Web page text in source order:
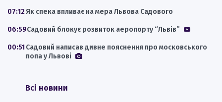
07:12Як спека впливає на мера Львова Садового
06:59Садовий блокує розвиток аеропорту “Львів”
00:51 Садовий написав дивне пояснення про московського
попа у Львові
Всі новини